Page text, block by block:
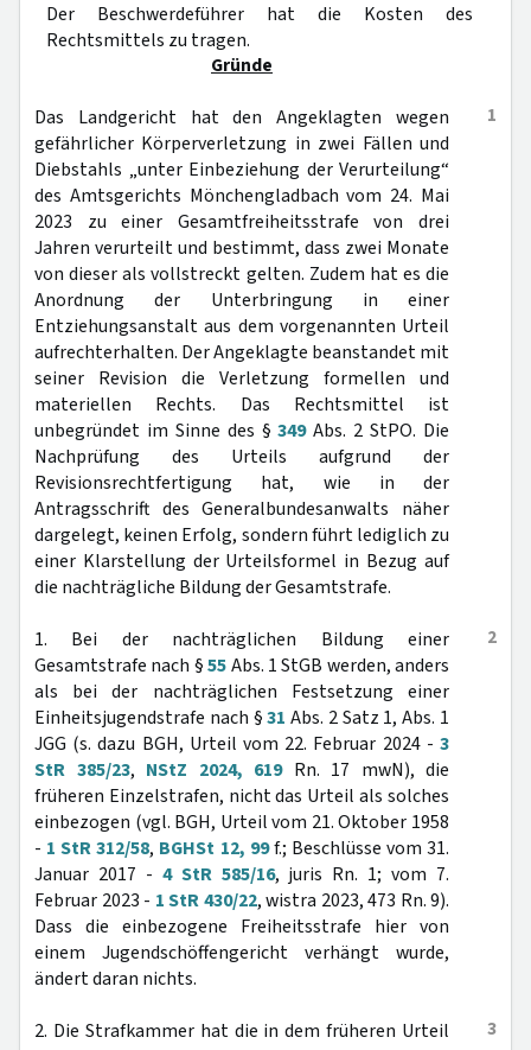
Der Beschwerdeführer hat die Kosten des
Rechtsmittels zu tragen.
Gründe
1
Das Landgericht hat den Angeklagten wegen
gefährlicher Körperverletzung in zwei Fällen und
Diebstahls „unter Einbeziehung der Verurteilung“
des Amtsgerichts Mönchengladbach vom 24. Mai
2023 zu einer Gesamtfreiheitsstrafe von drei
Jahren verurteilt und bestimmt, dass zwei Monate
von dieser als vollstreckt gelten. Zudem hat es die
Anordnung der Unterbringung in einer
Entziehungsanstalt aus dem vorgenannten Urteil
aufrechterhalten. Der Angeklagte beanstandet mit
seiner Revision die Verletzung formellen und
materiellen Rechts. Das Rechtsmittel ist
unbegründet im Sinne des §349Abs. 2 StPO. Die
Nachprüfung des Urteils aufgrund der
Revisionsrechtfertigung hat, wie in der
Antragsschrift des Generalbundesanwalts näher
dargelegt, keinen Erfolg, sondern führt lediglich zu
einer Klarstellung der Urteilsformel in Bezug auf
die nachträgliche Bildung der Gesamtstrafe.
2
1. Bei der nachträglichen Bildung einer
Gesamtstrafe nach §55Abs. 1 StGB werden, anders
als bei der nachträglichen Festsetzung einer
Einheitsjugendstrafe nach §31 Abs. 2 Satz 1, Abs. 1
JGG (s. dazu BGH, Urteil vom 22. Februar 2024 - 3
StR 385/23, NStZ 2024, 619Rn. 17 mwN), die
früheren Einzelstrafen, nicht das Urteil als solches
einbezogen (vgl. BGH, Urteil vom 21. Oktober 1958
- 1 StR 312/58, BGHSt 12, 99f.; Beschlüsse vom 31.
Januar 2017 - 4 StR 585/16, juris Rn. 1; vom 7.
Februar 2023 - 1 StR 430/22, wistra 2023, 473 Rn. 9).
Dass die einbezogene Freiheitsstrafe hier von
einem Jugendschöffengericht verhängt wurde,
ändert daran nichts.
3
2. Die Strafkammer hat die in dem früheren Urteil